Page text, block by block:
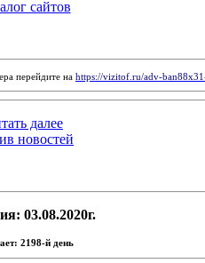
сайтов
перейдите на https://vizitof.ru/adv-
далее
новостей
03.08.2020г.
2198-й день